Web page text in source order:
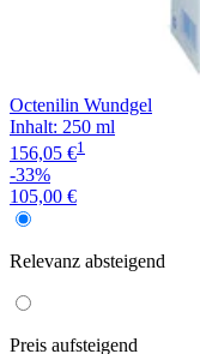
Octenilin Wundgel
Inhalt: 250 ml
156,05 €1
-33%
105,00 €
Relevanz absteigend
Preis aufsteigend